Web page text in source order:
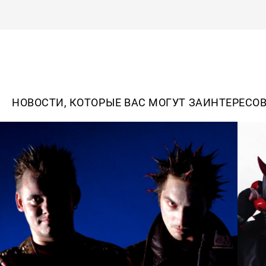
НОВОСТИ, КОТОРЫЕ ВАС МОГУТ